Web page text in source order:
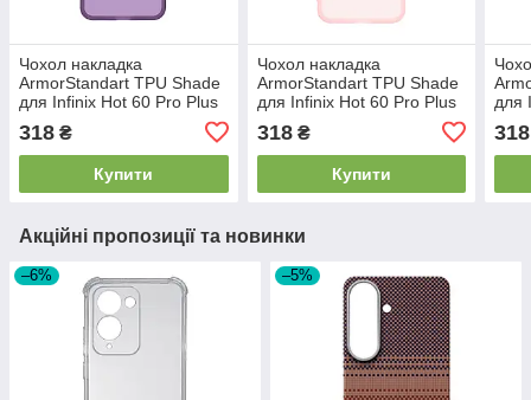
Чохол накладка
ArmorStandart TPU Shade
для Infinix Hot 60 Pro Plus
(ARM88690)
318 ₴
Купити
Чохол накладка
ArmorStandart TPU Shade
для Infinix Hot 60 Pro Plus
318₴
Купити
для
318
Акційні пропозиції та новинки
–6% –5%